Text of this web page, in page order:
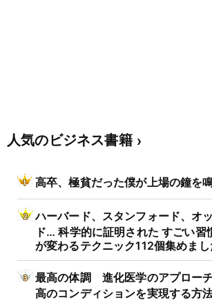
人気のビジネス書籍
高卒、極貧だった僕が上場の鐘を
ハーバード、スタンフォード、オ
ド… 科学的に証明された すごい習
が変わるテクニック112個集めまし
最高の体調 進化医学のアプロー
高のコンディションを実現する方